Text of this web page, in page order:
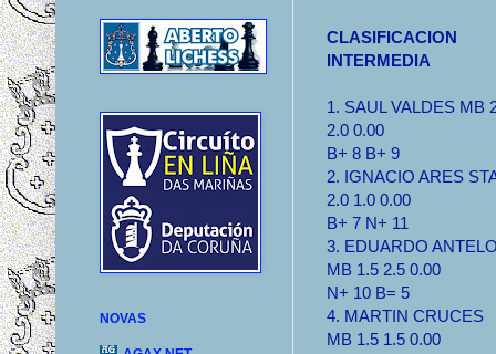
CLASIFICACION
INTERMEDIA
1. SAUL VALDES MB
2.0 0.00
B+ 8 B+ 9
2. IGNACIO ARES
2.0 1.0 0.00
B+ 7 N+ 11
3. EDUARDO
MB 1.5 2.5 0.00
N+ 10 B= 5
4. MARTIN CRUCES
MB 1.5 1.5 0.00
NOVAS